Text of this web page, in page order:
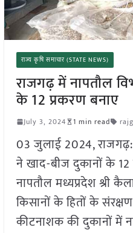
राज्य कृषि समाचार (STATE NEWS)
राजगढ़ में नापतौल
के 12 प्रकरण बनाए
July 3, 2024 1 min read
03 जुलाई 2024,
ने खाद-बीज दुकानों के 12
नापतौल मध्यप्रदेश श्री
किसानों के हितों के
कीटनाशक की दुकानों में